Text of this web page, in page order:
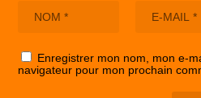
Enregistrer mon nom, mon e-
navigateur pour mon prochain